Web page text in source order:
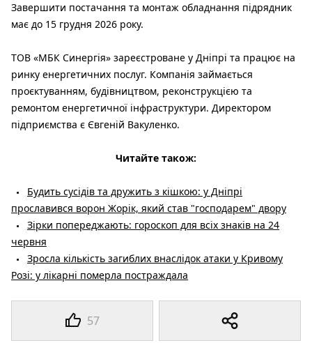
57
Завершити постачання та монтаж обладнання підрядник
має до 15 грудня 2026 року.
ТОВ «МБК Синергія» зареєстроване у Дніпрі та працює на
ринку енергетичних послуг. Компанія займається
проєктуванням, будівництвом, реконструкцією та
ремонтом енергетичної інфраструктури. Директором
підприємства є Євгеній Вакуленко.
Читайте також:
Будить сусідів та дружить з кішкою: у Дніпрі
прославився ворон Жорік, який став "господарем" двору
Зірки попереджають: гороскоп для всіх знаків на 24
червня
Зросла кількість загиблих внаслідок атаки у Кривому
Розі: у лікарні померла постраждала